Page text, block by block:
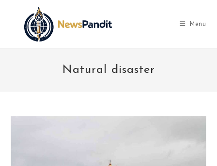
Menu
Natural disaster